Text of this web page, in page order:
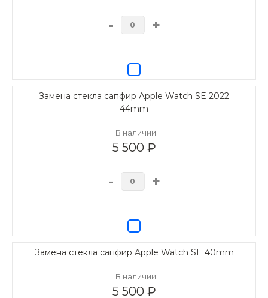
- +
Замена стекла сапфир Apple Watch SE 2022
44mm
В наличии
5 500 ₽
- +
Замена стекла сапфир Apple Watch SE 40mm
В наличии
5 500 ₽